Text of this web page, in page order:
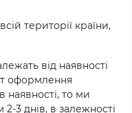
території країни,
від наявності
оформлення
наявності, то ми
3 днів, в залежності